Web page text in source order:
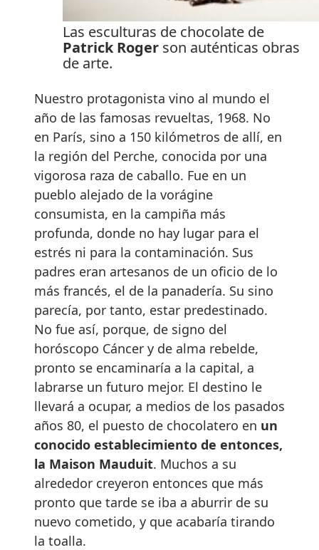
Las esculturas de chocolate de
Patrick Roger son auténticas obras
de arte.
Nuestro protagonista vino al mundo el
año de las famosas revueltas, 1968. No
en París, sino a 150 kilómetros de allí, en
la región del Perche, conocida por una
vigorosa raza de caballo. Fue en un
pueblo alejado de la vorágine
consumista, en la campiña más
profunda, donde no hay lugar para el
estrés ni para la contaminación. Sus
padres eran artesanos de un oficio de lo
más francés, el de la panadería. Su sino
parecía, por tanto, estar predestinado.
No fue así, porque, de signo del
horóscopo Cáncer y de alma rebelde,
pronto se encaminaría a la capital, a
labrarse un futuro mejor. El destino le
llevará a ocupar, a medios de los pasados
años 80, el puesto de chocolatero en un
conocido establecimiento de entonces,
la Maison Mauduit. Muchos a su
alrededor creyeron entonces que más
pronto que tarde se iba a aburrir de su
nuevo cometido, y que acabaría tirando
la toalla.